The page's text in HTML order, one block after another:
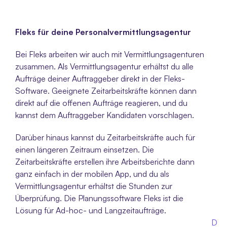
Fleks für deine Personalvermittlungsagentur
Bei Fleks arbeiten wir auch mit Vermittlungsagenturen
zusammen. Als Vermittlungsagentur erhältst du alle
Aufträge deiner Auftraggeber direkt in der Fleks-
Software. Geeignete Zeitarbeitskräfte können dann
direkt auf die offenen Aufträge reagieren, und du
kannst dem Auftraggeber Kandidaten vorschlagen.
Darüber hinaus kannst du Zeitarbeitskräfte auch für
einen längeren Zeitraum einsetzen. Die
Zeitarbeitskräfte erstellen ihre Arbeitsberichte dann
ganz einfach in der mobilen App, und du als
Vermittlungsagentur erhältst die Stunden zur
Überprüfung. Die Planungssoftware Fleks ist die
Lösung für Ad-hoc- und Langzeitaufträge.
D